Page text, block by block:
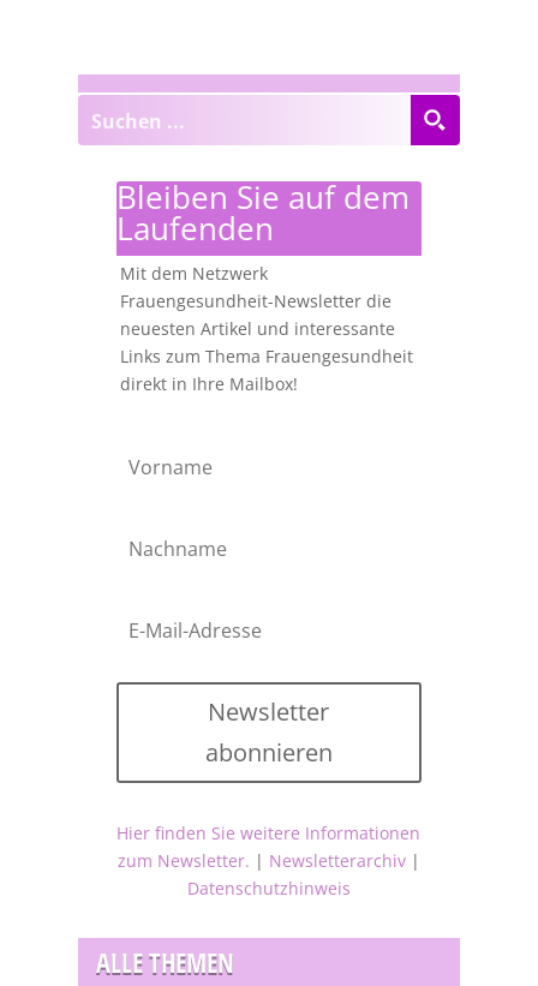
Bleiben Sie auf dem
Laufenden
Mit dem Netzwerk
Frauengesundheit-Newsletter die
neuesten Artikel und interessante
Links zum Thema Frauengesundheit
direkt in Ihre Mailbox!
Newsletter
abonnieren
Hier finden Sie weitere Informationen
zum Newsletter. | Newsletterarchiv|
Datenschutzhinweis
ALLE THEMEN